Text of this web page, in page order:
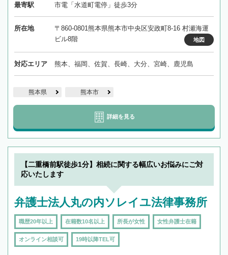
最寄駅 市電「水道町電停」徒歩3分
所在地
〒860-0801熊本県熊本市中央区安政町8-16 村瀬海運
ビル8階
地図
対応エリア 熊本、福岡、佐賀、長崎、大分、宮崎、鹿児島
熊本県 熊本市
詳細を見る
【二重橋前駅徒歩1分】相続に関する幅広いお悩みにご対
応いたします
弁護士法人丸の内ソレイユ法律事務所
職歴20年以上 在籍数10名以上 所長が女性 女性弁護士在籍
オンライン相談可 19時以降TEL可